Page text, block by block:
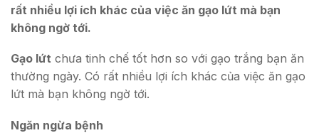
rất nhiều lợi ích khác của việc ăn gạo lứt mà bạn
không ngờ tới.
Gạo lứt chưa tinh chế tốt hơn so với gạo trắng bạn ăn
thường ngày. Có rất nhiều lợi ích khác của việc ăn gạo
lứt mà bạn không ngờ tới.
Ngăn ngừa bệnh